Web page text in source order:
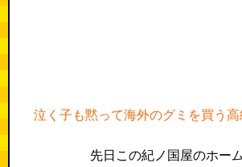
泣く子も黙って海外のグミを買う
先日この紀ノ国屋のホー